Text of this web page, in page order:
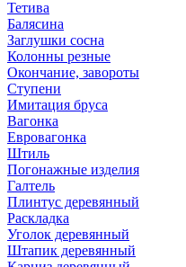
Тетива
Балясина
Заглушки сосна
Колонны резные
Окончание, завороты
Ступени
Имитация бруса
Вагонка
Евровагонка
Штиль
Погонажные изделия
Галтель
Плинтус деревянный
Раскладка
Уголок деревянный
Штапик деревянный